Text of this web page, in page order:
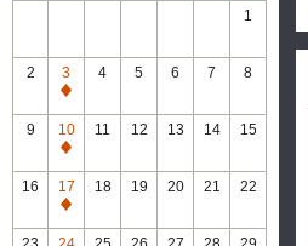
1
2
3
通
常
休
館
4 5 6 7 8
9
10
通
常
休
館
11 12 13 14 15
16
17
通
常
18 19 20 21 22